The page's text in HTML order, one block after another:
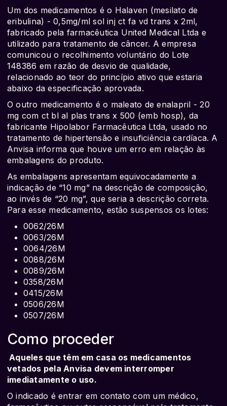
Um dos medicamentos é o Halaven (mesilato de
eribulina) - 0,5mg/ml sol inj ct fa vd trans x 2ml,
fabricado pela farmacêutica United Medical Ltda e
utilizado para tratamento de câncer. A empresa
comunicou o recolhimento voluntário do Lote
148386 em razão de desvio de qualidade,
relacionado ao teor do princípio ativo que estaria
abaixo da especificação aprovada.
O outro medicamento é o maleato de enalapril - 20
mg com ct bl al plas trans x 500 (emb hosp), da
fabricante Hipolabor Farmacêutica Ltda, usado no
tratamento de hipertensão e insuficiência cardíaca. A
Anvisa informa que houve um erro em relação às
embalagens do produto.
As embalagens apresentam equivocadamente a
indicação de “10 mg” na descrição de composição,
ao invés de “20 mg”, que seria a descrição correta.
Para esse medicamento, estão suspensos os lotes:
0062/26M
0063/26M
0064/26M
0088/26M
0089/26M
0358/26M
0415/26M
0506/26M
0507/26M
Como proceder
Aqueles que têm em casa os medicamentos
vetados pela Anvisa devem interromper
imediatamente o uso.
O indicado é entrar em contato com um médico,